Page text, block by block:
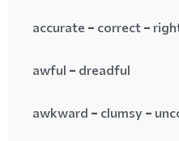
accurate = correct =
awful = dreadful
awkward = clumsy =